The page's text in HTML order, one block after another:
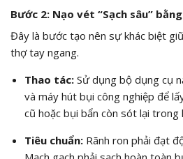
Bước 2: Nạo vét “Sạch sâu”
Đây là bước tạo nên sự khác biệt
thợ tay ngang.
Thao tác:Sử dụng bộ dụng cụ
và máy hút bụi công nghiệp để
cũ hoặc bụi bẩn còn sót lại trong
Tiêu chuẩn:Rãnh ron phải đạt